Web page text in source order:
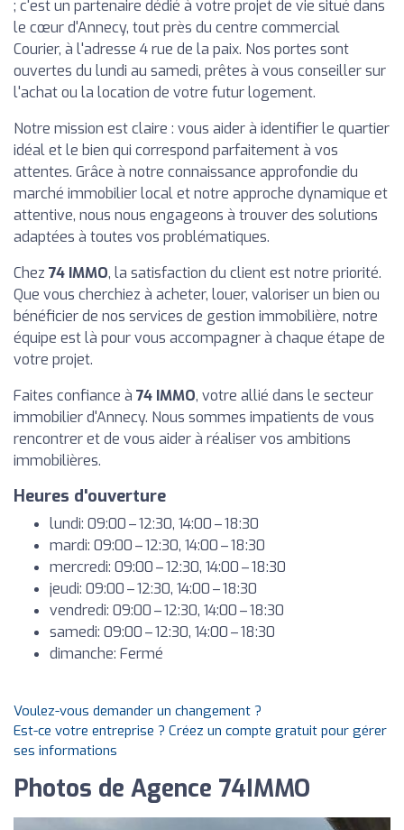
; c'est un partenaire dédié à votre projet de vie situé dans
le cœur d'Annecy, tout près du centre commercial
Courier, à l'adresse 4 rue de la paix. Nos portes sont
ouvertes du lundi au samedi, prêtes à vous conseiller sur
l'achat ou la location de votre futur logement.
Notre mission est claire : vous aider à identifier le quartier
idéal et le bien qui correspond parfaitement à vos
attentes. Grâce à notre connaissance approfondie du
marché immobilier local et notre approche dynamique et
attentive, nous nous engageons à trouver des solutions
adaptées à toutes vos problématiques.
Chez 74 IMMO, la satisfaction du client est notre priorité.
Que vous cherchiez à acheter, louer, valoriser un bien ou
bénéficier de nos services de gestion immobilière, notre
équipe est là pour vous accompagner à chaque étape de
votre projet.
Faites confiance à 74 IMMO, votre allié dans le secteur
immobilier d'Annecy. Nous sommes impatients de vous
rencontrer et de vous aider à réaliser vos ambitions
immobilières.
Heures d'ouverture
lundi: 09:00 – 12:30, 14:00 – 18:30
mardi: 09:00 – 12:30, 14:00 – 18:30
mercredi: 09:00 – 12:30, 14:00 – 18:30
jeudi: 09:00 – 12:30, 14:00 – 18:30
vendredi: 09:00 – 12:30, 14:00 – 18:30
samedi: 09:00 – 12:30, 14:00 – 18:30
dimanche: Fermé
Voulez-vous demander un changement ?
Est-ce votre entreprise ? Créez un compte gratuit pour gérer
ses informations
Photos de Agence 74IMMO